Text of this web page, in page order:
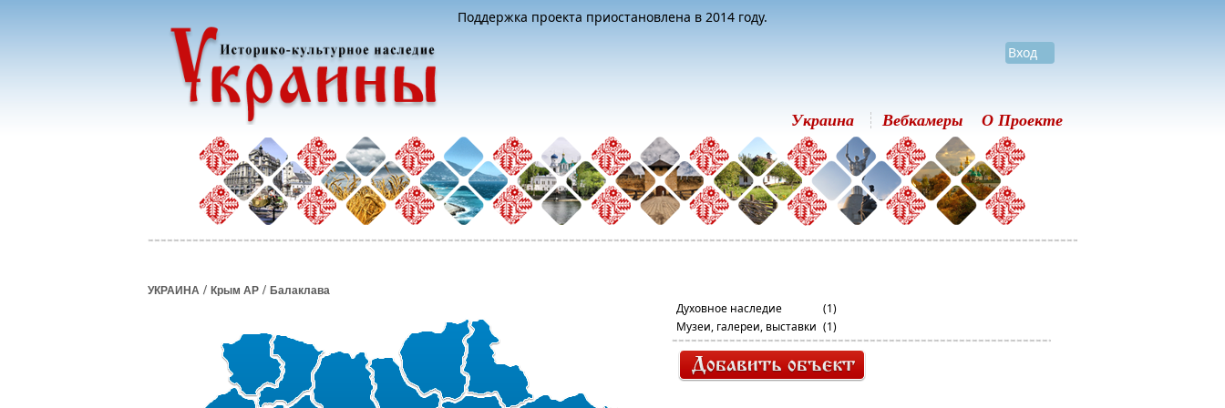
Поддержка проекта приостановлена в 2014 году.
Вход
Украина Вебкамеры О Проекте
УКРАИНА / Крым АР / Балаклава
Духовное наследие
(1)
Музеи, галереи, выставки (1)